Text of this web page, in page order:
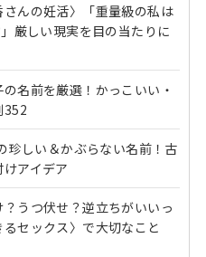
さんの妊活〉「重量級の私は
厳しい現実を目の当たりに
名前を厳選！かっこいい・
352
珍しい＆かぶらない名前！古
アイデア
うつ伏せ？逆立ちがいいっ
セックス〉で大切なこと